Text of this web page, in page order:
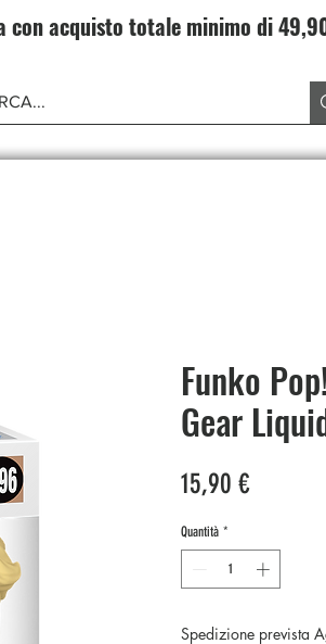
con acquisto totale minimo di
Funko
Gear
15,90 €Prezzo
Quantità *
Spedizione prevista